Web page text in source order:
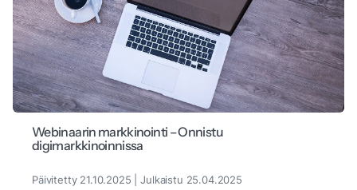
Webinaarin markkinointi – Onnistu
digimarkkinoinnissa
Päivitetty 21.10.2025 | Julkaistu 25.04.2025